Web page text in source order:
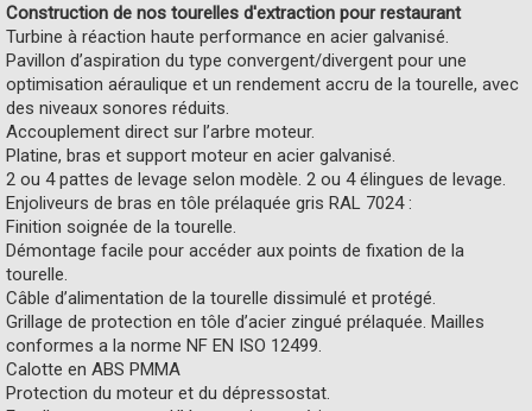
Construction de nos tourelles d'extraction pour restaurant
Turbine à réaction haute performance en acier galvanisé.
Pavillon d’aspiration du type convergent/divergent pour une
optimisation aéraulique et un rendement accru de la tourelle, avec
des niveaux sonores réduits.
Accouplement direct sur l’arbre moteur.
Platine, bras et support moteur en acier galvanisé.
2 ou 4 pattes de levage selon modèle. 2 ou 4 élingues de levage.
Enjoliveurs de bras en tôle prélaquée gris RAL 7024 :
Finition soignée de la tourelle.
Démontage facile pour accéder aux points de fixation de la
tourelle.
Câble d’alimentation de la tourelle dissimulé et protégé.
Grillage de protection en tôle d’acier zingué prélaquée. Mailles
conformes a la norme NF EN ISO 12499.
Calotte en ABS PMMA
Protection du moteur et du dépressostat.